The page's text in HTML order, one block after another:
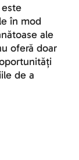
în mod
ale
oferă doar
de a